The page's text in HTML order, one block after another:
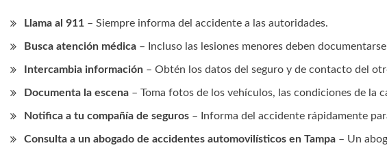
Llama al 911 – Siempre informa del accidente a las autoridades.
Busca atención médica – Incluso las lesiones menores deben
Intercambia información – Obtén los datos del seguro y de contacto del
Documenta la escena – Toma fotos de los vehículos, las condiciones de la
Notifica a tu compañía de seguros – Informa del accidente rápidamente
Consulta a un abogado de accidentes automovilísticos en Tampa – Un